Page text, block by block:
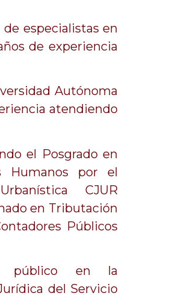
especialistas en
de experiencia
Autónoma
atendiendo
el Posgrado en
Humanos por el
CJUR
en Tributación
Públicos
público en la
del Servicio